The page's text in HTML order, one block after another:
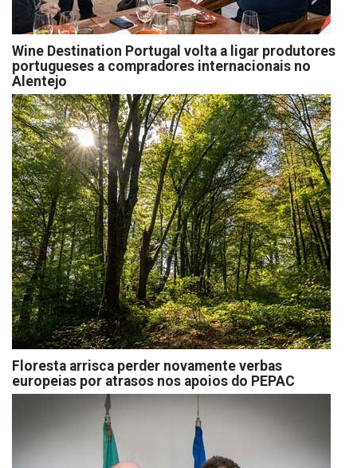
Wine Destination Portugal volta a ligar produtores
portugueses a compradores internacionais no
Alentejo
Floresta arrisca perder novamente verbas
europeias por atrasos nos apoios do PEPAC